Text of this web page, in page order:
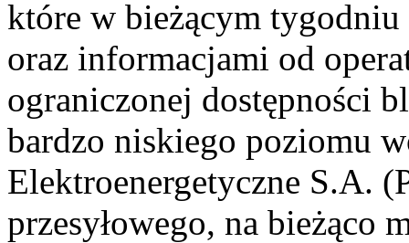
które w bieżącym tygodniu
oraz informacjami od
ograniczonej dostępności
bardzo niskiego poziomu
Elektroenergetyczne S.A.
przesyłowego, na bieżąco